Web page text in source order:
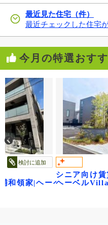
最近見た住宅（件）
最近チェックした住宅
今月の特選おす
検討に追加
和領家|ヘーベルヴィレッ
シニア向け賃
ヘーベル